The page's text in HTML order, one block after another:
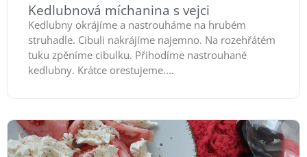
Kedlubnová míchanina s vejci
Kedlubny okrájíme a nastrouháme na hrubém
struhadle. Cibuli nakrájíme najemno. Na rozehřátém
tuku zpěníme cibulku. Přihodíme nastrouhané
kedlubny. Krátce orestujeme....